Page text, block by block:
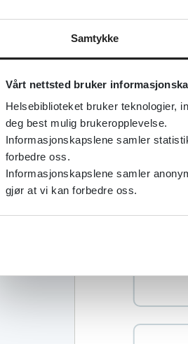
Samtykke
Vårt nettsted bruker
Helsebiblioteket bruker teknologier,
deg best mulig brukeropplevelse.
Informasjonskapslene samler
forbedre oss.
Informasjonskapslene samler
gjør at vi kan forbedre oss.